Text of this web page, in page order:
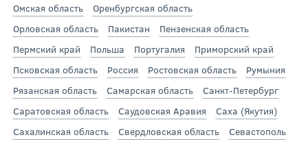
Омская область
Оренбургская область
Орловская область
Пакистан
Пензенская область
Пермский край
Польша Португалия
Приморский край
Псковская область
Россия Ростовская область
Румыния
Рязанская область
Самарская область
Санкт-Петербург
Саратовская область
Саудовская Аравия
Саха (Якутия)
Сахалинская область
Свердловская область
Севастополь